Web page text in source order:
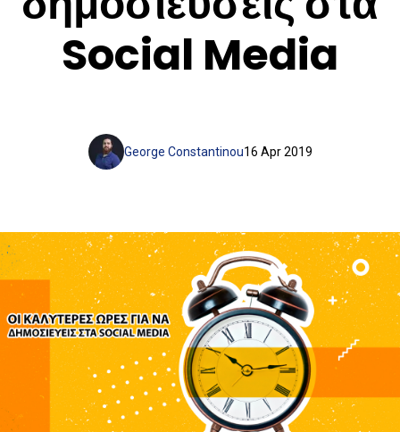
Social Media
16 Apr 2019
George Constantinou